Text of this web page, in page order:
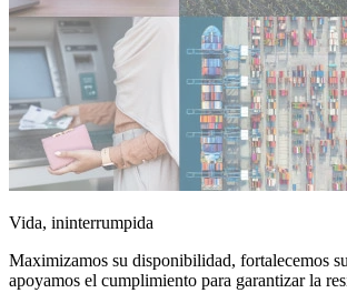
Vida, ininterrumpida
Maximizamos su disponibilidad, fortalecemos
apoyamos el cumplimiento para garantizar la